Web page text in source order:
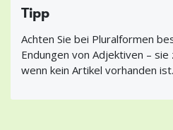
Tipp
Achten Sie bei Pluralformen
Endungen von Adjektiven –
wenn kein Artikel vorhanden ist.